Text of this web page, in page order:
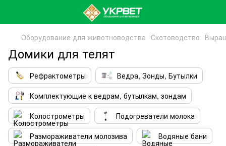
Оборудование для животноводства Скотоводство
Домики для телят
Рефрактометры
Ведра, Зонды, Бутылки
Комплектующие к ведрам, бутылкам, зондам
Колострометры
Подогреватели молока
Размораживатели молозива
Водяные бани